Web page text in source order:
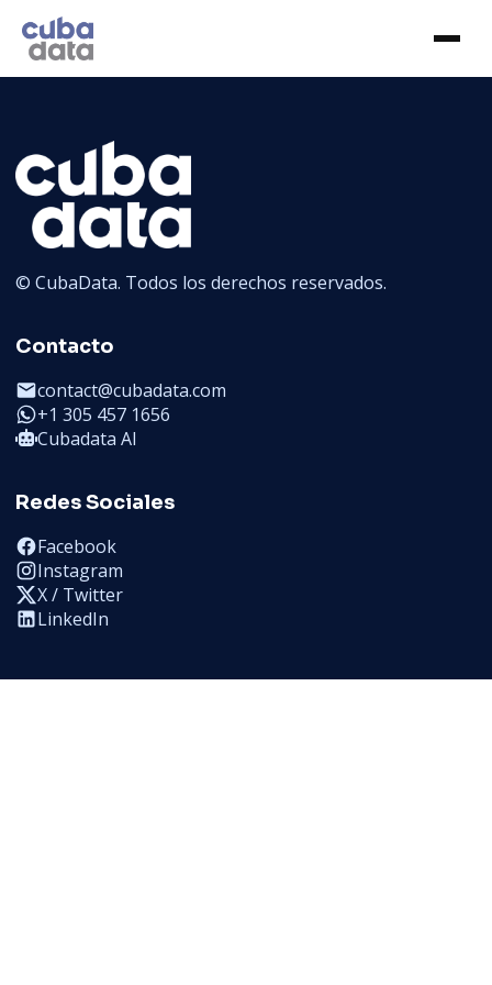
© CubaData. Todos los derechos reservados.
Contacto
contact@cubadata.com
+1 305 457 1656
Cubadata AI
Redes Sociales
Facebook
Instagram
X / Twitter
LinkedIn